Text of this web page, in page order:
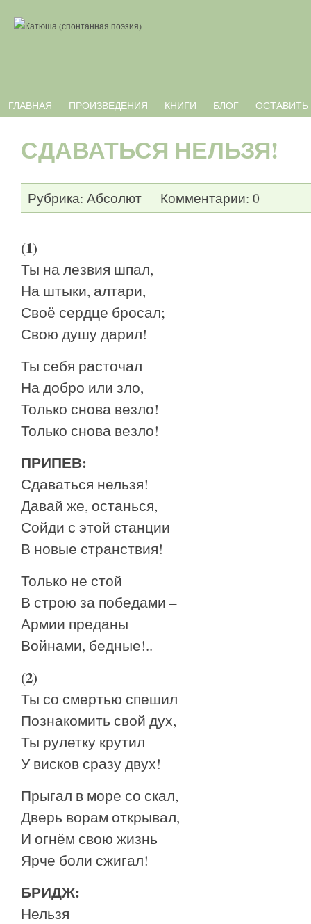
ГЛАВНАЯ ПРОИЗВЕДЕНИЯ КНИГИ БЛОГ
СДАВАТЬСЯ НЕЛЬЗЯ!
Рубрика: Абсолют Комментарии: 0
(1)
Ты на лезвия шпал,
На штыки, алтари,
Своё сердце бросал;
Свою душу дарил!
Ты себя расточал
На добро или зло,
Только снова везло!
Только снова везло!
ПРИПЕВ:
Сдаваться нельзя!
Давай же, останься,
Сойди с этой станции
В новые странствия!
Только не стой
В строю за победами –
Армии преданы
Войнами, бедные!..
(2)
Ты со смертью спешил
Познакомить свой дух,
Ты рулетку крутил
У висков сразу двух!
Прыгал в море со скал,
Дверь ворам открывал,
И огнём свою жизнь
Ярче боли сжигал!
БРИДЖ:
Нельзя